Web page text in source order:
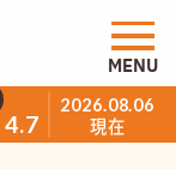
4.7
2026.08.06
現在
MENU